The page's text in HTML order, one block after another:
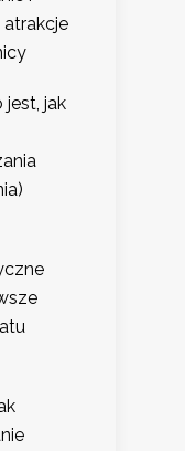
atrakcje
jest, jak